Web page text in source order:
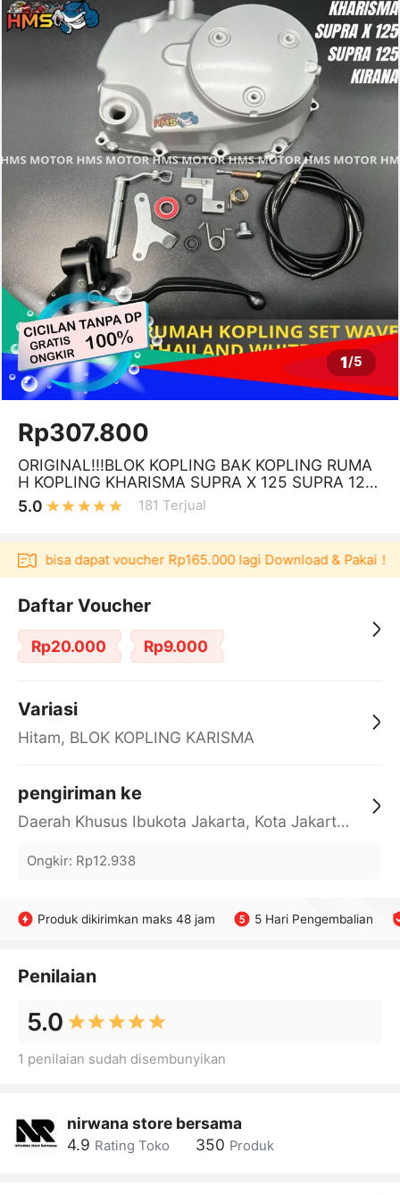
1/5
Rp307.800
ORIGINAL!!!BLOK KOPLING BAK KOPLING RUMA
H KOPLING KHARISMA SUPRA X 125 SUPRA 125
KIRANA HONDA THAILAND
5.0 181 Terjual
dapat voucher Rp165.000 lagi Download & Pakai！
Daftar Voucher
Rp20.000 Rp9.000
Variasi
Hitam, BLOK KOPLING KARISMA
pengiriman ke
Daerah Khusus Ibukota Jakarta, Kota Jakarta Barat, Cengkareng, yy
Ongkir: Rp12.938
Produk dikirimkan maks 48 jam 5 Hari Pengembalian
Penilaian
5.0
1 penilaian sudah disembunyikan
nirwana store bersama
4.9 Rating Toko 350 Produk